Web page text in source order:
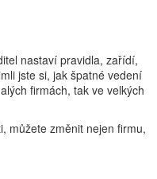
nastaví pravidla, zařídí,
jste si, jak špatné vedení
firmách, tak ve velkých
můžete změnit nejen firmu,